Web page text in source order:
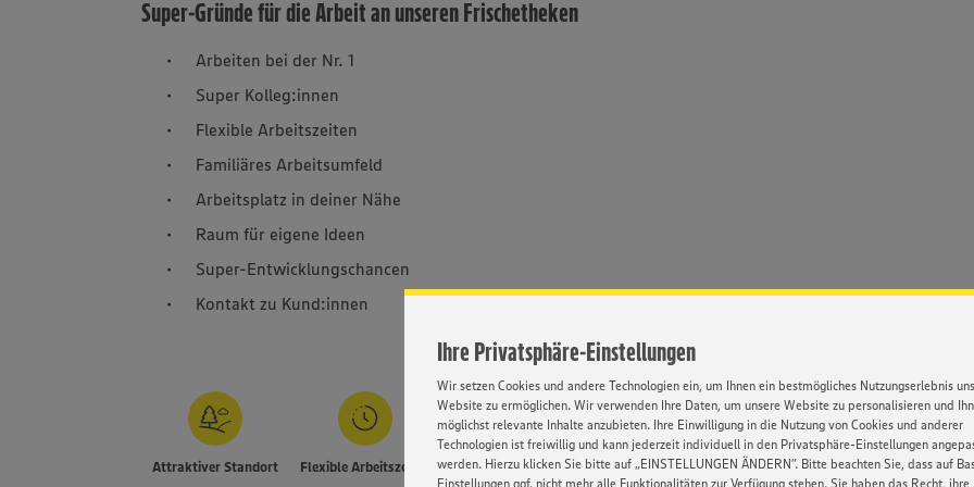
Ihre Privatsphäre-Einstellungen
Wir setzen Cookies und andere Technologien ein, um Ihnen ein bestmögliches Nutzungserlebnis
Website zu ermöglichen. Wir verwenden Ihre Daten, um unsere Website zu personalisieren und
möglichst relevante Inhalte anzubieten. Ihre Einwilligung in die Nutzung von Cookies und anderer
Technologien ist freiwillig und kann jederzeit individuell in den Privatsphäre-Einstellungen
werden. Hierzu klicken Sie bitte auf „EINSTELLUNGEN ÄNDERN”. Bitte beachten Sie, dass auf
Einstellungen ggf. nicht mehr alle Funktionalitäten zur Verfügung stehen. Sie haben das Recht, ihre
Super-Gründe für die Arbeit an unseren Frischetheken
Arbeiten bei der Nr. 1
Super Kolleg:innen
Flexible Arbeitszeiten
Familiäres Arbeitsumfeld
Arbeitsplatz in deiner Nähe
Raum für eigene Ideen
Super-Entwicklungschancen
Kontakt zu Kund:innen
Attraktiver Standort Flexible Arbeitszeiten
Umfassende
Weiterbildung